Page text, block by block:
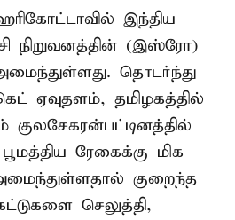
இந்திய
நிறுவனத்தின் (இஸ்ரோ)
தொடர்ந்து
ஏவுதளம், தமிழகத்தில்
குலசேகரன்பட்டினத்தில்
ரேகைக்கு மிக
குறைந்த
செலுத்தி,